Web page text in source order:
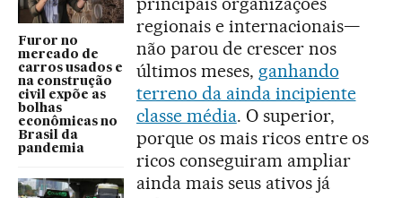
Furor no
mercado de
carros usados e
na construção
civil expõe as
bolhas
econômicas no
Brasil da
pandemia
regionais e internacionais—
não parou de crescer nos
últimos meses, ganhando
terreno da ainda incipiente
classe média. O superior,
porque os mais ricos entre os
ricos conseguiram ampliar
ainda mais seus ativos já